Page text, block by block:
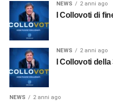
NEWS 2 anni ago
I Collovoti di
NEWS 2 anni ago
I Collovoti
NEWS 2 anni ago